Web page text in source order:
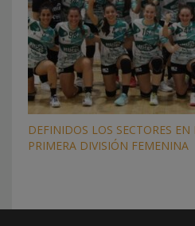
DEFINIDOS LOS SECTORES
PRIMERA DIVISIÓN FEMENINA